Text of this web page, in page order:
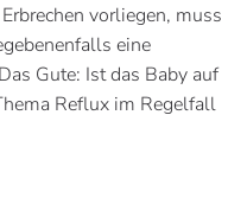
vorliegen, muss
eine
Gute: Ist das Baby auf
Reflux im Regelfall